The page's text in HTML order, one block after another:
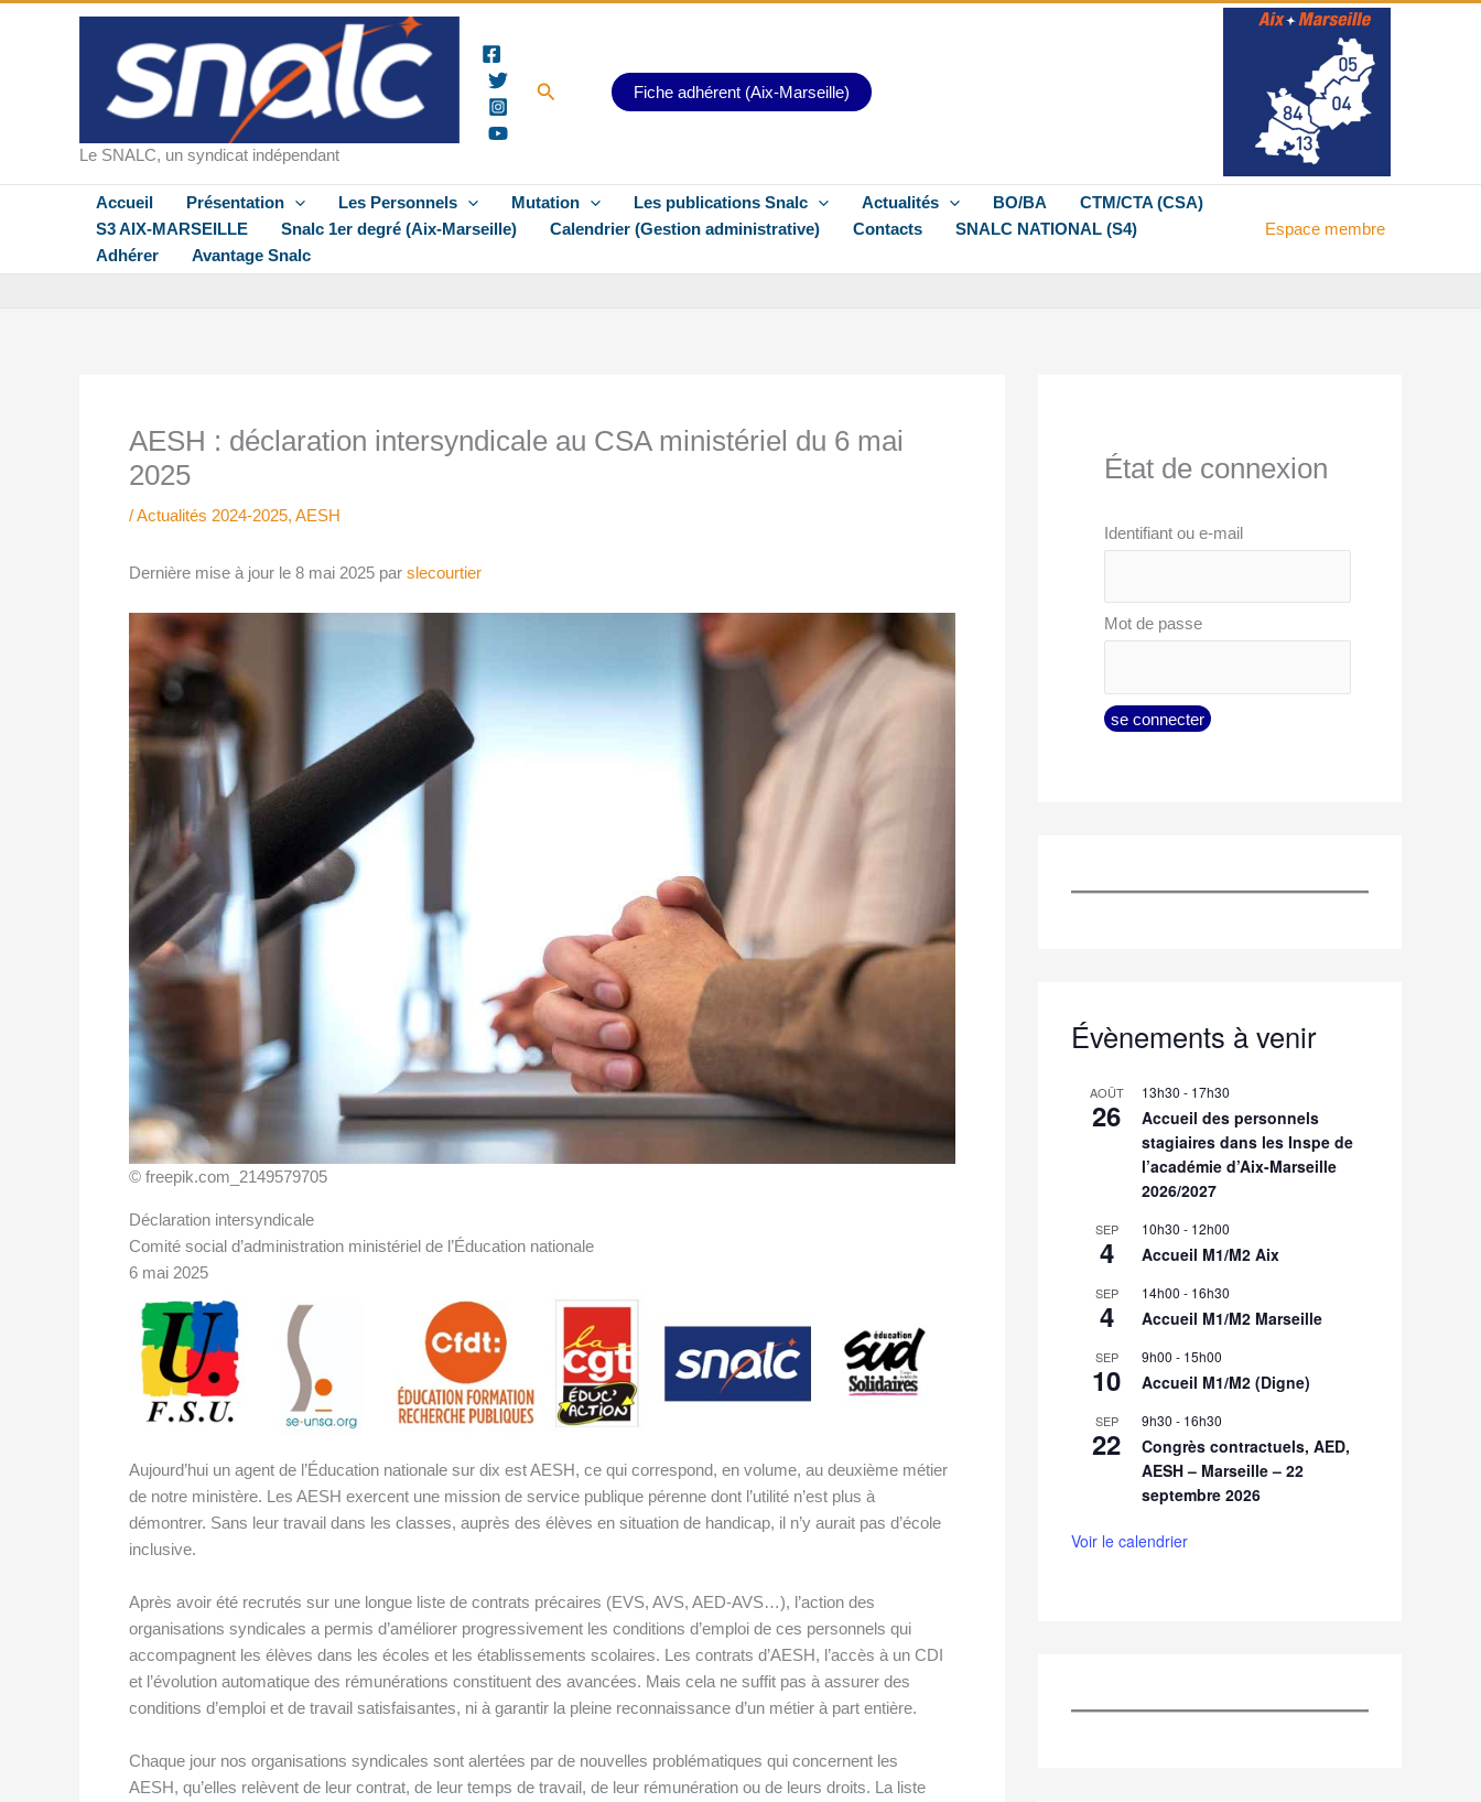
Le SNALC, un syndicat indépendant
RechercherFiche adhérent (Aix-Marseille)
Accueil Présentation Les Personnels Mutation Les publications Snalc Actualités BO/BA
CTM/CTA (CSA)
S3 AIX-MARSEILLE
Snalc 1er degré (Aix-Marseille) Calendrier (Gestion administrative) Contacts
SNALC NATIONAL (S4)
Adhérer
Avantage Snalc
Espace membre
AESH : déclaration intersyndicale au CSA ministériel du 6 mai
2025
/Actualités 2024-2025, AESH
Dernière mise à jour le 8 mai 2025 par slecourtier
© freepik.com_2149579705
Déclaration intersyndicale
Comité social d’administration ministériel de l’Éducation nationale
6 mai 2025
Aujourd’hui un agent de l’Éducation nationale sur dix est AESH, ce qui correspond, en volume, au deuxième métier
de notre ministère. Les AESH exercent une mission de service publique pérenne dont l’utilité n’est plus à
démontrer. Sans leur travail dans les classes, auprès des élèves en situation de handicap, il n’y aurait pas d’école
inclusive.
Après avoir été recrutés sur une longue liste de contrats précaires (EVS, AVS, AED-AVS…), l’action des
organisations syndicales a permis d’améliorer progressivement les conditions d’emploi de ces personnels qui
accompagnent les élèves dans les écoles et les établissements scolaires. Les contrats d’AESH, l’accès à un CDI
et l’évolution automatique des rémunérations constituent des avancées. Mais cela ne suffit pas à assurer des
conditions d’emploi et de travail satisfaisantes, ni à garantir la pleine reconnaissance d’un métier à part entière.
Chaque jour nos organisations syndicales sont alertées par de nouvelles problématiques qui concernent les
AESH, qu’elles relèvent de leur contrat, de leur temps de travail, de leur rémunération ou de leurs droits. La liste
État de connexion
Identifiant ou e-mail
Mot de passe
Évènements à venir
AOÛT
26
13h30 - 17h30
Accueil des personnels
stagiaires dans les Inspe de
l’académie d’Aix-Marseille
2026/2027
SEP
4
10h30 - 12h00
Accueil M1/M2 Aix
SEP
4
14h00 - 16h30
Accueil M1/M2 Marseille
SEP
10
9h00 - 15h00
Accueil M1/M2 (Digne)
SEP
22
9h30 - 16h30
Congrès contractuels, AED,
AESH – Marseille – 22
septembre 2026
Voir le calendrier